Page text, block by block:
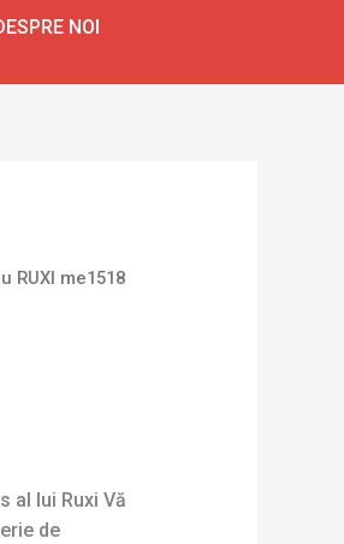
NOI
RUXI me1518
al lui Ruxi Vă
de